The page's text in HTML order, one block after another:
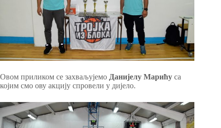
Овом приликом се захваљујемо Данијелу Марићу са
којим смо ову акцију спровели у дијело.